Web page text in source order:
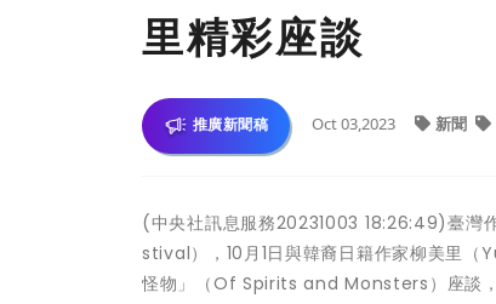
里精彩座談
推廣新聞稿 Oct 03,2023 新聞
(中央社訊息服務20231003 18:26:49)臺灣
stival），10月1日與韓裔日籍作家柳美里
怪物」（Of Spirits and Monsters）座談，